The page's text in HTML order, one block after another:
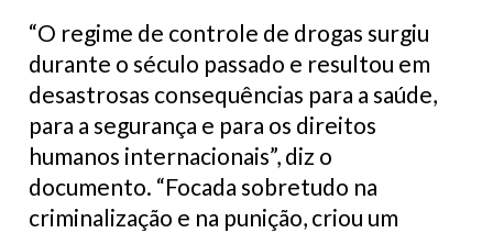
“O regime de controle de drogas surgiu
durante o século passado e resultou em
desastrosas consequências para a saúde,
para a segurança e para os direitos
humanos internacionais”, diz o
documento. “Focada sobretudo na
criminalização e na punição, criou um